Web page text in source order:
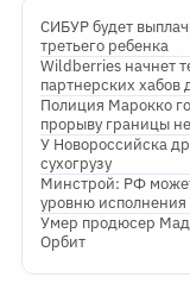
СИБУР будет
третьего ребенка
Wildberries начнет
партнерских хабов
Полиция Марокко
прорыву границы
У Новороссийска
сухогрузу
Минстрой: РФ
уровню
Умер продюсер
Орбит